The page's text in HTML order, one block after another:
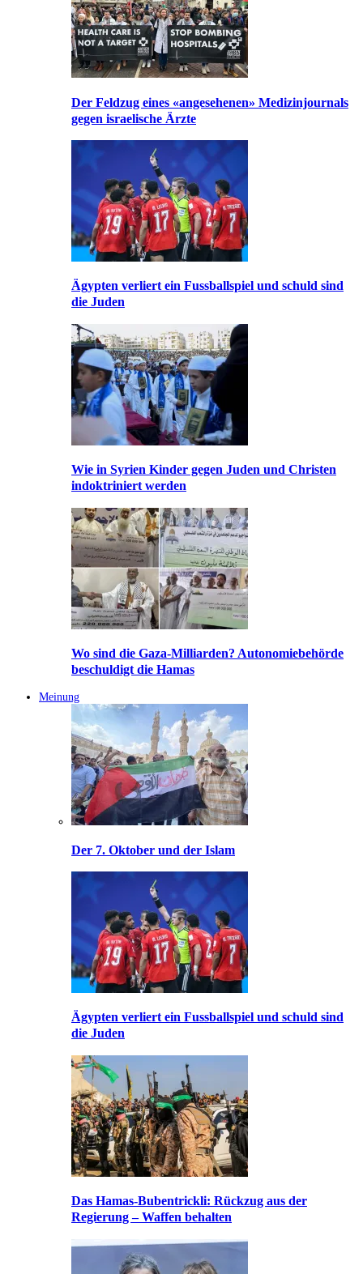
Der Feldzug eines «angesehenen» Medizinjournals
gegen israelische Ärzte
Ägypten verliert ein Fussballspiel und schuld sind
die Juden
Wie in Syrien Kinder gegen Juden und Christen
indoktriniert werden
Wo sind die Gaza-Milliarden? Autonomiebehörde
beschuldigt die Hamas
Meinung
Der 7. Oktober und der Islam
Ägypten verliert ein Fussballspiel und schuld sind
die Juden
Das Hamas-Bubentrickli: Rückzug aus der
Regierung – Waffen behalten